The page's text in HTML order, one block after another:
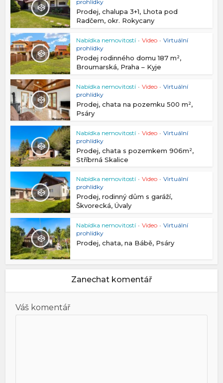
prohlídky
Prodej, chalupa 3+1, Lhota pod
Radčem, okr. Rokycany
Nabídka nemovitostí • Video • Virtuální
prohlídky
Prodej rodinného domu 187 m²,
Broumarská, Praha – Kyje
Nabídka nemovitostí • Video • Virtuální
prohlídky
Prodej, chata na pozemku 500 m²,
Psáry
Nabídka nemovitostí • Video • Virtuální
prohlídky
Prodej, chata s pozemkem 906m²,
Stříbrná Skalice
Nabídka nemovitostí • Video • Virtuální
prohlídky
Prodej, rodinný dům s garáží,
Škvorecká, Úvaly
Nabídka nemovitostí • Video • Virtuální
prohlídky
Prodej, chata, na Bábě, Psáry
Zanechat komentář
Váš komentář